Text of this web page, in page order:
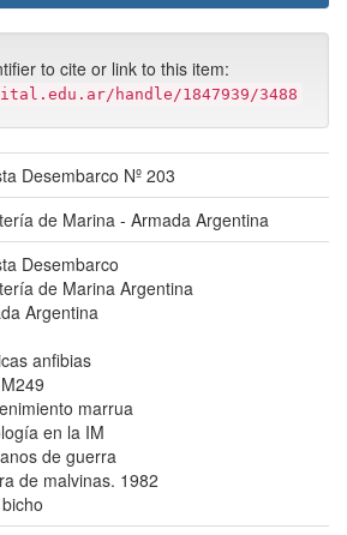
to cite or link to this item:
handle/1847939/3488
Desembarco Nº 203
de Marina - Armada Argentina
Desembarco
de Marina Argentina
Argentina
anfibias
marrua
en la IM
de guerra
de malvinas. 1982